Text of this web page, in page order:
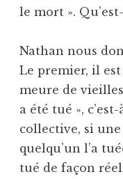
le mort ».
Nathan nous
Le premier, il
meure de
a été tué »,
collective, si une
quelqu’un l’a
tué de façon